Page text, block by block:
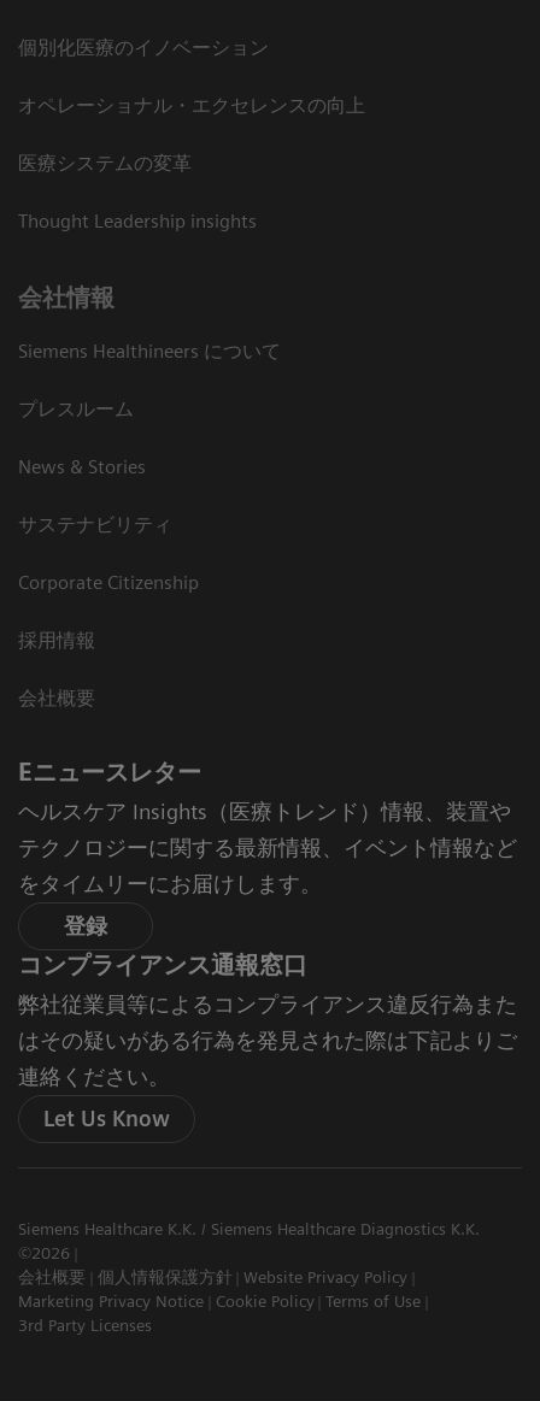
個別化医療のイノベーション
オペレーショナル・エクセレンスの向上
医療システムの変革
Thought Leadership insights
会社情報
Siemens Healthineers について
プレスルーム
News & Stories
サステナビリティ
Corporate Citizenship
採用情報
会社概要
Eニュースレター
ヘルスケア Insights（医療トレンド）情報、装置や
テクノロジーに関する最新情報、イベント情報など
をタイムリーにお届けします。
登録
コンプライアンス通報窓口
弊社従業員等によるコンプライアンス違反行為また
はその疑いがある行為を発見された際は下記よりご
連絡ください。
Let Us Know
Siemens Healthcare K.K. / Siemens Healthcare Diagnostics K.K.
©2026
会社概要
個人情報保護方針
Website Privacy Policy
Marketing Privacy Notice
Cookie Policy Terms of Use
3rd Party Licenses